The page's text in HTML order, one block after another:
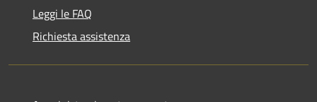
Leggi le FAQ
Richiesta assistenza